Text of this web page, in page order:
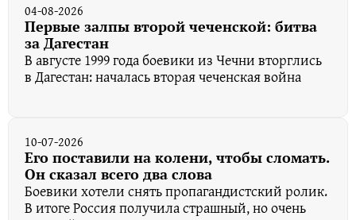
04-08-2026
Первые залпы второй чеченской: битва
за Дагестан
В августе 1999 года боевики из Чечни вторглись
в Дагестан: началась вторая чеченская война
10-07-2026
Его поставили на колени, чтобы сломать.
Он сказал всего два слова
Боевики хотели снять пропагандистский ролик.
В итоге Россия получила страшный, но очень